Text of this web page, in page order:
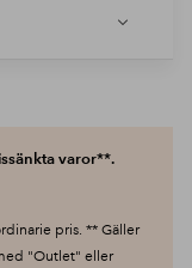
varor**.
pris. ** Gäller
"Outlet" eller